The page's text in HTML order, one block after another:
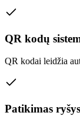
QR kodų
QR kodai leidžia
Patikimas ryšys